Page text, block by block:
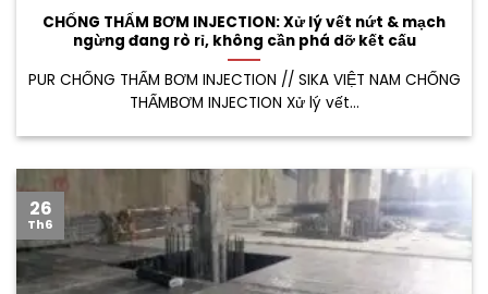
CHỐNG THẤM BƠM INJECTION: Xử lý vết nứt & mạch
ngừng đang rò rỉ, không cần phá dỡ kết cấu
PUR CHỐNG THẤM BƠM INJECTION // SIKA VIỆT NAM CHỐNG
THẤMBƠM INJECTION Xử lý vết...
26
Th6